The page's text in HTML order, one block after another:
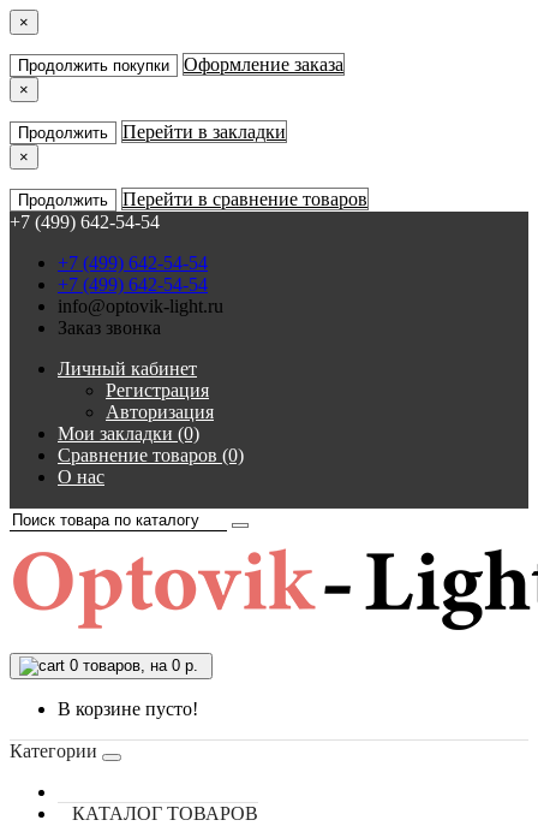
×
Продолжить покупки Оформление заказа
×
Продолжить Перейти в закладки
×
Продолжить
Перейти в сравнение товаров
+7 (499) 642-54-54
+7 (499) 642-54-54
+7 (499) 642-54-54
info@optovik-light.ru
Заказ звонка
Личный кабинет
Регистрация
Авторизация
Мои закладки (0)
Сравнение товаров (0)
О нас
0 товаров, на 0 р.
В корзине пусто!
Категории
КАТАЛОГ ТОВАРОВ